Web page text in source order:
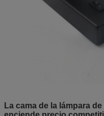
La cama de la lámpara